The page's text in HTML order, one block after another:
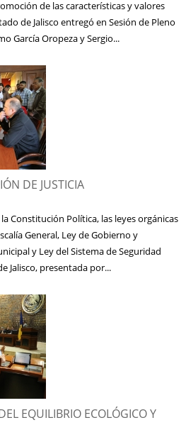
de las características y valores
de Jalisco entregó en Sesión de Pleno
García Oropeza y Sergio...
DE JUSTICIA
Constitución Política, las leyes orgánicas
General, Ley de Gobierno y
y Ley del Sistema de Seguridad
Jalisco, presentada por...
EQUILIBRIO ECOLÓGICO Y